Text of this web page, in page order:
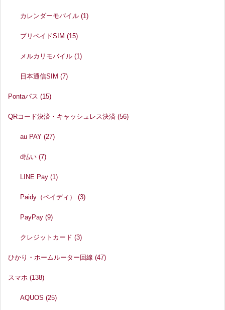
カレンダーモバイル(1)
プリペイドSIM(15)
メルカリモバイル(1)
日本通信SIM(7)
Pontaパス (15)
QRコード決済・キャッシュレス決済 (56)
au PAY(27)
d払い(7)
LINE Pay(1)
Paidy（ペイディ）(3)
PayPay(9)
クレジットカード(3)
ひかり・ホームルーター回線 (47)
スマホ (138)
AQUOS(25)